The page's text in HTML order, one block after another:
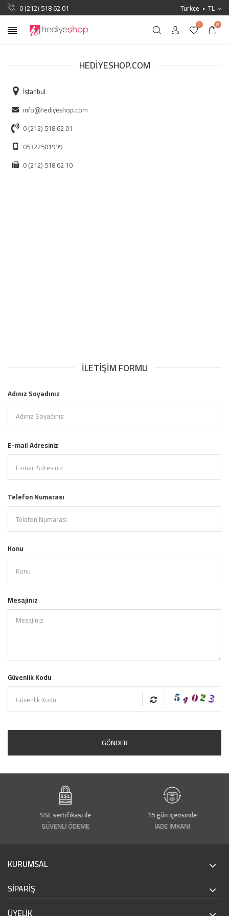
0 (212) 518 62 01 Türkçe TL
0 0
HEDIYESHOP.COM
İstanbul
info@hediyeshop.com
0 (212) 518 62 01
05322501999
0 (212) 518 62 10
İLETIŞIM FORMU
Adınız Soyadınız
E-mail Adresiniz
Telefon Numarası
Konu
Mesajınız
Güvenlik Kodu
GÖNDER
SSL sertifikası ile
GÜVENLİ ÖDEME
15 gün içerisinde
İADE İMKANI
KURUMSAL
SİPARİŞ
ÜYELİK